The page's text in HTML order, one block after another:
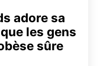
adore sa
les gens
sûre